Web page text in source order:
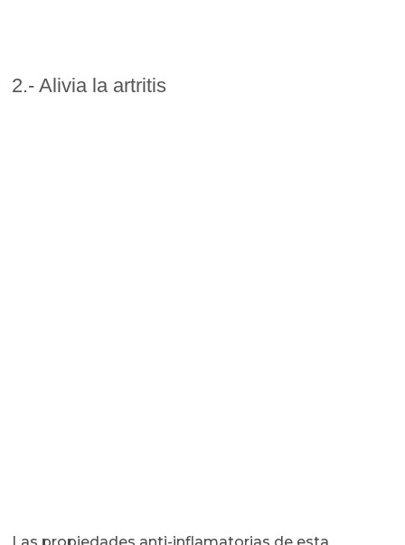
2.- Alivia la artritis